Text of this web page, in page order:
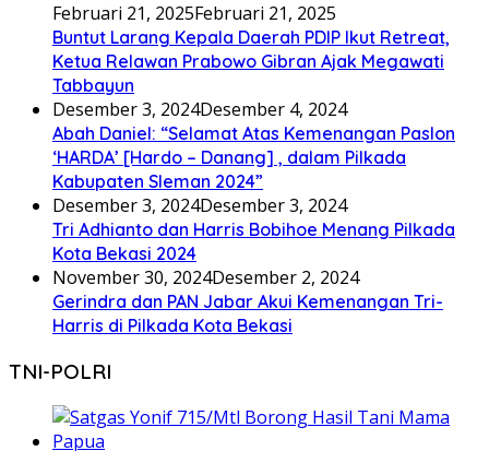
Februari 21, 2025Februari 21, 2025
Buntut Larang Kepala Daerah PDIP Ikut Retreat,
Ketua Relawan Prabowo Gibran Ajak Megawati
Tabbayun
Desember 3, 2024Desember 4, 2024
Abah Daniel: “Selamat Atas Kemenangan Paslon
‘HARDA’ [Hardo – Danang] , dalam Pilkada
Kabupaten Sleman 2024”
Desember 3, 2024Desember 3, 2024
Tri Adhianto dan Harris Bobihoe Menang Pilkada
Kota Bekasi 2024
November 30, 2024Desember 2, 2024
Gerindra dan PAN Jabar Akui Kemenangan Tri-
Harris di Pilkada Kota Bekasi
TNI-POLRI